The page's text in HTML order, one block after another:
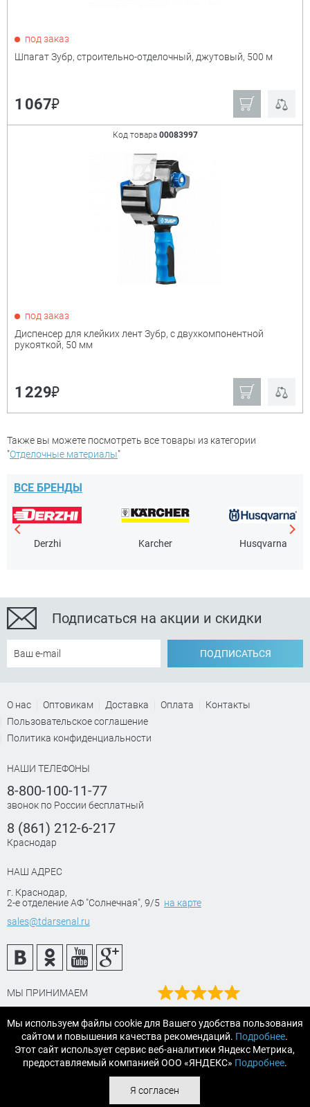
под заказ
Шпагат Зубр, строительно-отделочный, джутовый, 500 м
1 067₽
Код товара 00083997
под заказ
Диспенсер для клейких лент Зубр, с двухкомпонентной
рукояткой, 50 мм
1 229₽
Также вы можете посмотреть все товары из категории
"Отделочные материалы"
ВСЕ БРЕНДЫ
Derzhi Karcher Husqvarna
Подписаться на акции и скидки
ПОДПИСАТЬСЯ
О нас Оптовикам Доставка Оплата
Контакты
Пользовательское соглашение
Политика конфиденциальности
НАШИ ТЕЛЕФОНЫ
8-800-100-11-77
звонок по России бесплатный
8 (861) 212-6-217
Краснодар
НАШ АДРЕС
г. Краснодар,
2-е отделение АФ "Солнечная", 9/5 на карте
sales@tdarsenal.ru
МЫ ПРИНИМАЕМ
на Яндекс маркет
Читайте отзывы
© 2007-2026 «АРСЕНАЛТРЕЙДИНГ Краснодар» строительные и
Мы используем файлы cookie для Вашего удобства пользования
сайтом и повышения качества рекомендаций. Подробнее.
Этот сайт использует сервис веб-аналитики Яндекс Метрика,
предоставляемый компанией ООО «ЯНДЕКС» Подробнее.
Я согласен